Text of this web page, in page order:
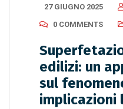
27 GIUGNO 2025
0 COMMENTS
edilizi: un
sul
implicazioni